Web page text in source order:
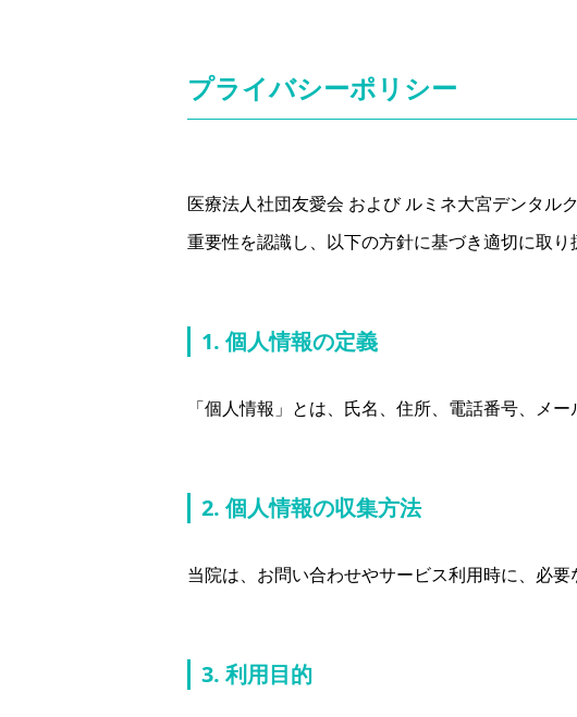
プライバシーポリシー
医療法人社団友愛会 および ルミネ大宮デンタル
重要性を認識し、以下の方針に基づき適切に取り
1. 個人情報の定義
「個人情報」とは、氏名、住所、電話番号、メ
2. 個人情報の収集方法
当院は、お問い合わせやサービス利用時に、必
3. 利用目的